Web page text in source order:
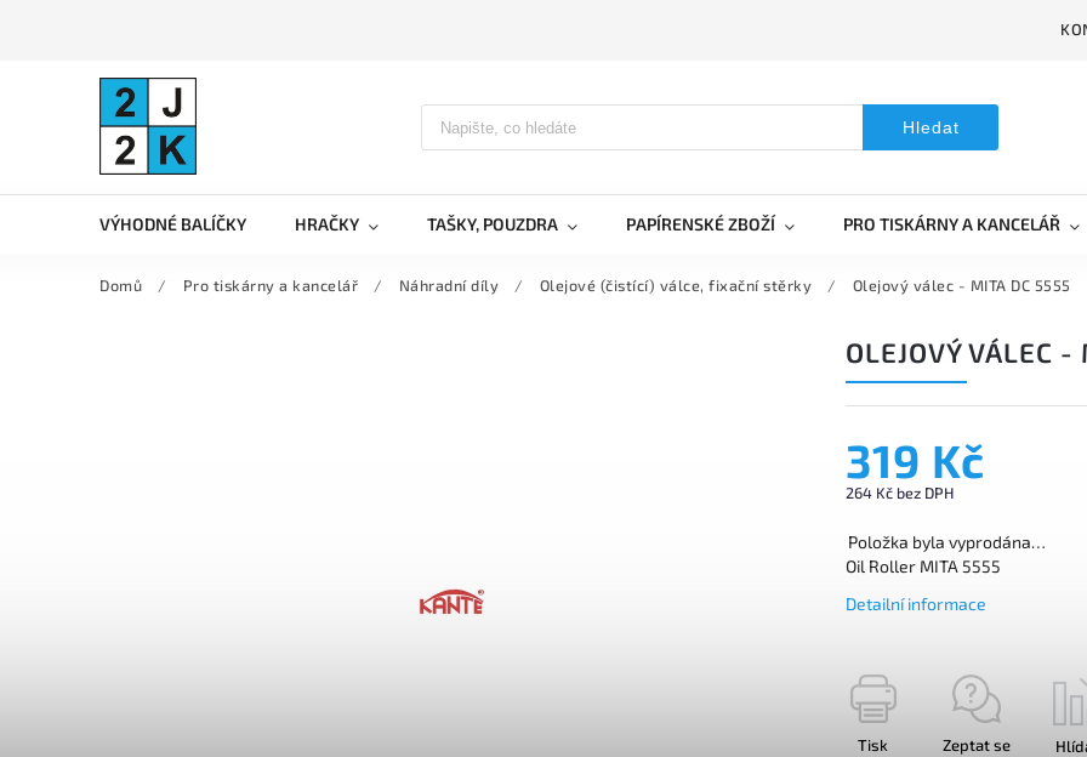
Hledat
VÝHODNÉ BALÍČKY HRAČKY TAŠKY, POUZDRA PAPÍRENSKÉ ZBOŽÍ PRO TISKÁRNY A KANCELÁŘ
Domů / Pro tiskárny a kancelář / Náhradní díly / Olejové (čistící) válce, fixační stěrky / Olejový válec - MITA DC 5555
OLEJOVÝ VÁLEC
319 Kč
264 Kč bez DPH
Položka byla vyprodána…
Oil Roller MITA 5555
Detailní informace
Tisk Zeptat se